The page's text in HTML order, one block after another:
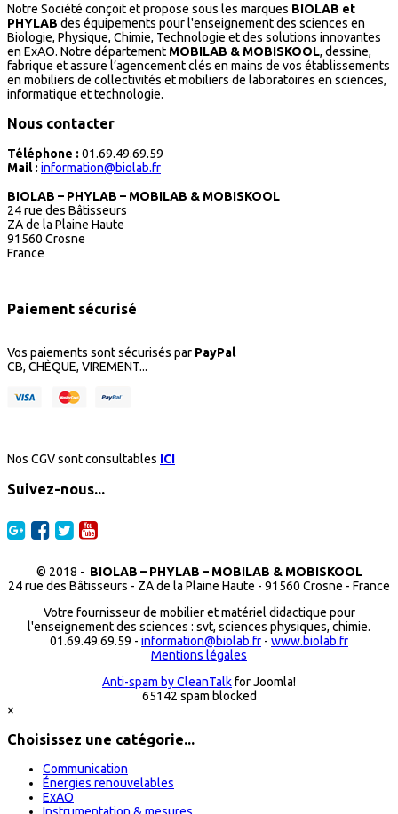
Notre Société conçoit et propose sous les marques BIOLAB et
PHYLAB des équipements pour l'enseignement des sciences en
Biologie, Physique, Chimie, Technologie et des solutions innovantes
en ExAO. Notre département MOBILAB & MOBISKOOL, dessine,
fabrique et assure l’agencement clés en mains de vos établissements
en mobiliers de collectivités et mobiliers de laboratoires en sciences,
informatique et technologie.
Nous contacter
Téléphone : 01.69.49.69.59
Mail : information@biolab.fr
BIOLAB – PHYLAB – MOBILAB & MOBISKOOL
24 rue des Bâtisseurs
ZA de la Plaine Haute
91560 Crosne
France
Paiement sécurisé
Vos paiements sont sécurisés par PayPal
CB, CHÈQUE, VIREMENT...
Nos CGV sont consultables ICI
Suivez-nous...
© 2018 - BIOLAB – PHYLAB – MOBILAB & MOBISKOOL
24 rue des Bâtisseurs - ZA de la Plaine Haute - 91560 Crosne - France
Votre fournisseur de mobilier et matériel didactique pour
l'enseignement des sciences : svt, sciences physiques, chimie.
01.69.49.69.59 - information@biolab.fr - www.biolab.fr
Mentions légales
Anti-spam by CleanTalkfor Joomla!
65142 spam blocked
×
Choisissez une catégorie...
Communication
Énergies renouvelables
ExAO